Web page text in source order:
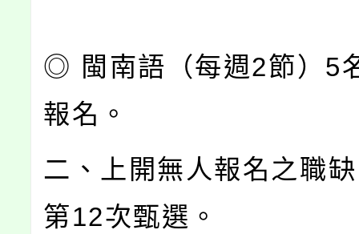
◎ 閩南語（每週2節）5
報名。
二、上開無人報名之職
第12次甄選。